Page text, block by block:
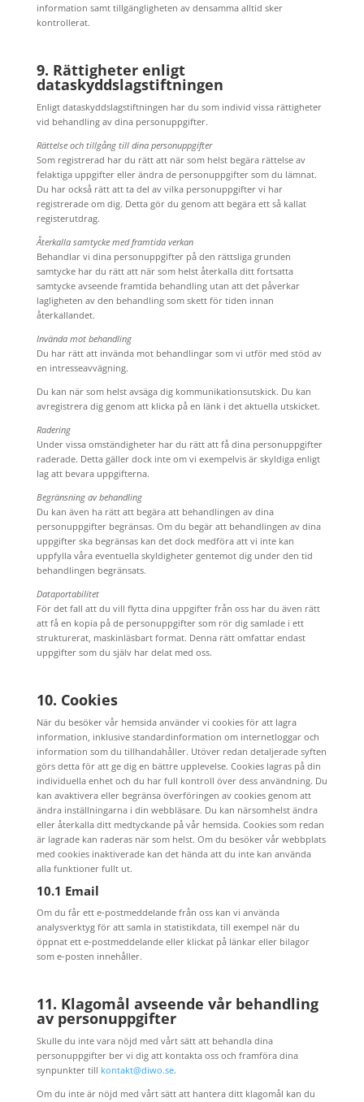
information samt tillgängligheten av densamma alltid sker
kontrollerat.
9. Rättigheter enligt
dataskyddslagstiftningen
Enligt dataskyddslagstiftningen har du som individ vissa rättigheter
vid behandling av dina personuppgifter.
Rättelse och tillgång till dina personuppgifter
Som registrerad har du rätt att när som helst begära rättelse av
felaktiga uppgifter eller ändra de personuppgifter som du lämnat.
Du har också rätt att ta del av vilka personuppgifter vi har
registrerade om dig. Detta gör du genom att begära ett så kallat
registerutdrag.
Återkalla samtycke med framtida verkan
Behandlar vi dina personuppgifter på den rättsliga grunden
samtycke har du rätt att när som helst återkalla ditt fortsatta
samtycke avseende framtida behandling utan att det påverkar
lagligheten av den behandling som skett för tiden innan
återkallandet.
Invända mot behandling
Du har rätt att invända mot behandlingar som vi utför med stöd av
en intresseavvägning.
Du kan när som helst avsäga dig kommunikationsutskick. Du kan
avregistrera dig genom att klicka på en länk i det aktuella utskicket.
Radering
Under vissa omständigheter har du rätt att få dina personuppgifter
raderade. Detta gäller dock inte om vi exempelvis är skyldiga enligt
lag att bevara uppgifterna.
Begränsning av behandling
Du kan även ha rätt att begära att behandlingen av dina
personuppgifter begränsas. Om du begär att behandlingen av dina
uppgifter ska begränsas kan det dock medföra att vi inte kan
uppfylla våra eventuella skyldigheter gentemot dig under den tid
behandlingen begränsats.
Dataportabilitet
För det fall att du vill flytta dina uppgifter från oss har du även rätt
att få en kopia på de personuppgifter som rör dig samlade i ett
strukturerat, maskinläsbart format. Denna rätt omfattar endast
uppgifter som du själv har delat med oss.
10. Cookies
När du besöker vår hemsida använder vi cookies för att lagra
information, inklusive standardinformation om internetloggar och
information som du tillhandahåller. Utöver redan detaljerade syften
görs detta för att ge dig en bättre upplevelse. Cookies lagras på din
individuella enhet och du har full kontroll över dess användning. Du
kan avaktivera eller begränsa överföringen av cookies genom att
ändra inställningarna i din webbläsare. Du kan närsomhelst ändra
eller återkalla ditt medtyckande på vår hemsida. Cookies som redan
är lagrade kan raderas när som helst. Om du besöker vår webbplats
med cookies inaktiverade kan det hända att du inte kan använda
alla funktioner fullt ut.
10.1 Email
Om du får ett e-postmeddelande från oss kan vi använda
analysverktyg för att samla in statistikdata, till exempel när du
öppnat ett e-postmeddelande eller klickat på länkar eller bilagor
som e-posten innehåller.
11. Klagomål avseende vår behandling
av personuppgifter
Skulle du inte vara nöjd med vårt sätt att behandla dina
personuppgifter ber vi dig att kontakta oss och framföra dina
synpunkter till kontakt@diwo.se.
Om du inte är nöjd med vårt sätt att hantera ditt klagomål kan du